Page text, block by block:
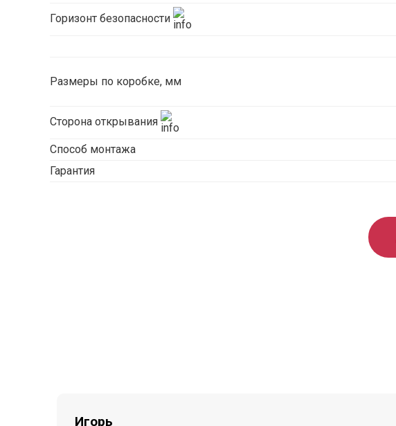
Горизонт безопасности
Размеры по коробке, мм
Сторона открывания
Способ монтажа
Гарантия
Игорь